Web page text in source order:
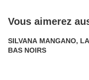
Vous aimerez
SILVANA MANGANO,
BAS NOIRS